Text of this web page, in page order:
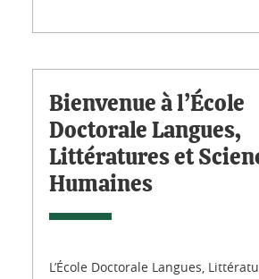
Bienvenue à l’École
Doctorale Langues,
Littératures et
Humaines
L’École Doctorale Langues,